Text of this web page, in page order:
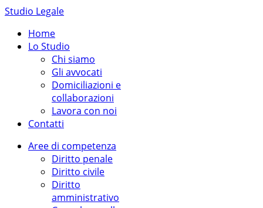
Studio Legale
Home
Lo Studio
Chi siamo
Gli avvocati
Domiciliazioni e
collaborazioni
Lavora con noi
Contatti
Aree di competenza
Diritto penale
Diritto civile
Diritto
amministrativo